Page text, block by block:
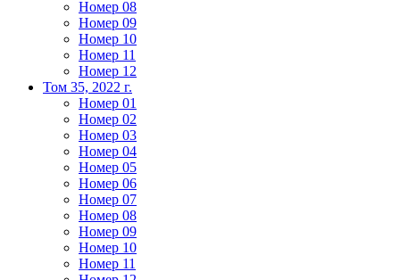
Номер 08
Номер 09
Номер 10
Номер 11
Номер 12
Том 35, 2022 г.
Номер 01
Номер 02
Номер 03
Номер 04
Номер 05
Номер 06
Номер 07
Номер 08
Номер 09
Номер 10
Номер 11